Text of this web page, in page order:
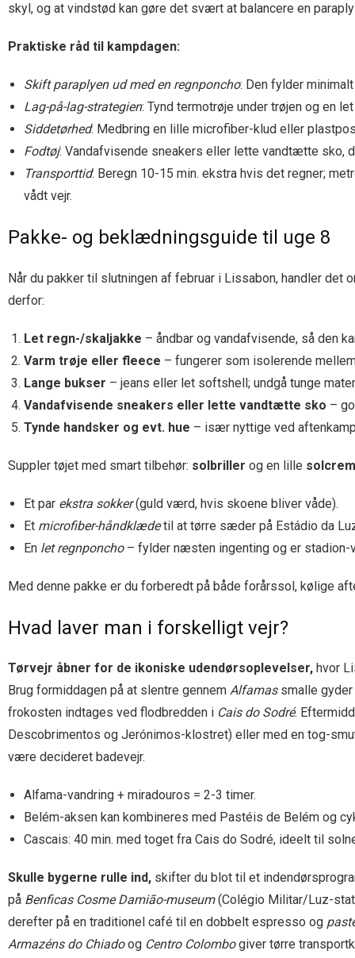
skyl, og at vindstød kan gøre det svært at balancere en
Praktiske råd til kampdagen:
Skift paraplyen ud med en regnponcho: Den fylder
Lag-på-lag-strategien: Tynd termotrøje under trøjen og en
Siddetørhed: Medbring en lille microfiber-klud eller
Fodtøj: Vandafvisende sneakers eller lette vandtætte sko,
Transporttid: Beregn 10-15 min. ekstra hvis det regner;
vådt vejr.
Pakke- og beklædningsguide til uge 8
Når du pakker til slutningen af februar i Lissabon, handler det
derfor:
Let regn-/skaljakke – åndbar og vandafvisende, så den
Varm trøje eller fleece – fungerer som isolerende
Lange bukser – jeans eller let softshell; undgå tunge
Vandafvisende sneakers eller lette vandtætte sko –
Tynde handsker og evt. hue – især nyttige ved
Suppler tøjet med smart tilbehør: solbriller og en lille
Et par ekstra sokker(guld værd, hvis skoene bliver våde).
Et microfiber-håndklædetil at tørre sæder på Estádio da
En let regnponcho– fylder næsten ingenting og er stadion-
Med denne pakke er du forberedt på både forårssol, kølige
Hvad laver man i forskelligt vejr?
Tørvejr åbner for de ikoniske udendørsoplevelser, hvor
Brug formiddagen på at slentre gennem Alfamassmalle gyder
frokosten indtages ved flodbredden i Cais do Sodré.
Descobrimentos og Jerónimos-klostret) eller med en tog-
være decideret badevejr.
Alfama-vandring + miradouros = 2-3 timer.
Belém-aksen kan kombineres med Pastéis de Belém og
Cascais: 40 min. med toget fra Cais do Sodré, ideelt til
Skulle bygerne rulle ind, skifter du blot til et
på Benficas Cosme Damião-museum(Colégio Militar/Luz-
derefter på en traditionel café til en dobbelt espresso og
Armazéns do Chiadoog Centro Colombogiver tørre